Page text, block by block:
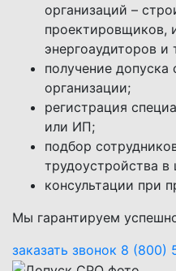
организаций –
проектировщиков,
энергоаудиторов и
получение
организации;
регистрация
или ИП;
подбор
трудоустройства
консультации при
Мы гарантируем
заказать звонок 8 (800)